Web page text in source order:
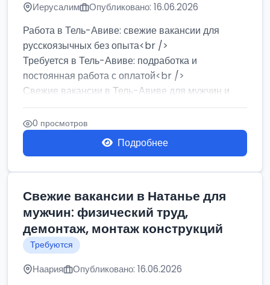
Иерусалим Опубликовано: 16.06.2026
Работа в Тель-Авиве: свежие вакансии для
русскоязычных без опыта<br />
Требуется в Тель-Авиве: подработка и
постоянная работа с оплатой<br />
Свежие вакансии в Тель-Авиве для мужчин и
женщин от хозя...
0 просмотров
Подробнее
Свежие вакансии в Натанье для
мужчин: физический труд,
демонтаж, монтаж конструкций
Требуются
Наария Опубликовано: 16.06.2026